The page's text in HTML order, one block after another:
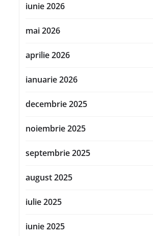
iunie 2026
mai 2026
aprilie 2026
ianuarie 2026
decembrie 2025
noiembrie 2025
septembrie 2025
august 2025
iulie 2025
iunie 2025